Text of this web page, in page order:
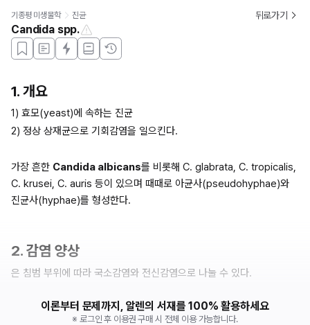
기종평 미생물학 진균 뒤로가기
Candida spp.
1. 개요
1) 효모(yeast)에 속하는 진균
2) 정상 상재균으로 기회감염을 일으킨다.
가장 흔한 Candida albicans를 비롯해 C. glabrata, C. tropicalis,
C. krusei, C. auris 등이 있으며 때때로 아균사(pseudohyphae)와
진균사(hyphae)를 형성한다.
2. 감염 양상
은 침범 부위에 따라 국소감염와 전신감염으로 나눌 수 있다.
이론부터 문제까지, 알렌의 서재를 100% 활용하세요
※ 로그인 후 이용권 구매 시 전체 이용 가능합니다.